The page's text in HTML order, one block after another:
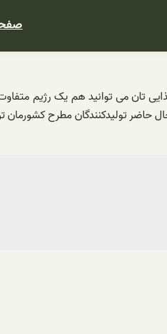
تان می توانید هم یک رژیم
تولیدکنندگان مطرح کشورمان